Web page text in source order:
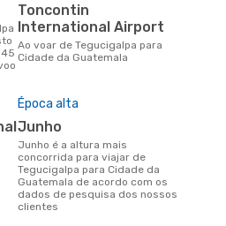
Toncontin
International Airport
Ao voar de Tegucigalpa para
Cidade da Guatemala
Época alta
junho
junho é a altura mais
concorrida para viajar de
Tegucigalpa para Cidade da
Guatemala de acordo com os
dados de pesquisa dos nossos
clientes